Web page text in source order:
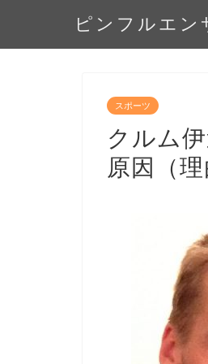
ピンフルエン
スポーツ
クルム
原因（